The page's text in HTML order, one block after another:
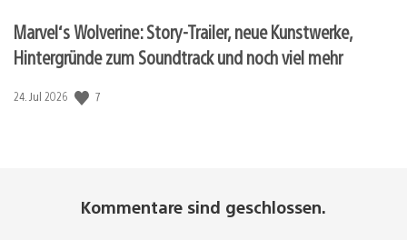
Marvel‘s Wolverine: Story-Trailer, neue Kunstwerke,
Hintergründe zum Soundtrack und noch viel mehr
Veröffentlichungsdatum:
24. Jul 2026 7
Kommentare sind geschlossen.